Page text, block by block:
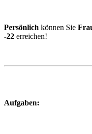
Persönlich können Sie
-22 erreichen!
Aufgaben: